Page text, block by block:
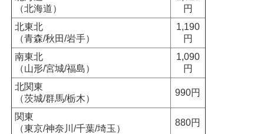
（北海道）
円
北東北
（青森/秋田/岩手）
1,190
円
南東北
（山形/宮城/福島）
1,090
円
北関東
（茨城/群馬/栃木）
990円
関東
（東京/神奈川/千葉/埼玉）
880円